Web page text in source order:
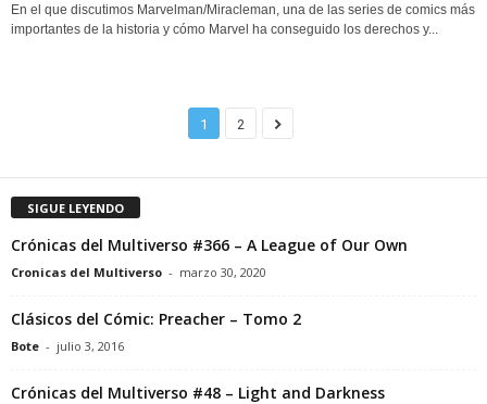
En el que discutimos Marvelman/Miracleman, una de las series de comics más
importantes de la historia y cómo Marvel ha conseguido los derechos y...
1 2
SIGUE LEYENDO
Crónicas del Multiverso #366 – A League of Our Own
Cronicas del Multiverso - marzo 30, 2020
Clásicos del Cómic: Preacher – Tomo 2
Bote - julio 3, 2016
Crónicas del Multiverso #48 – Light and Darkness